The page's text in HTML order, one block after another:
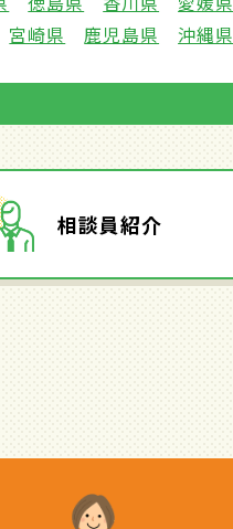
宮崎県 鹿児島県 沖縄県
相談員紹介